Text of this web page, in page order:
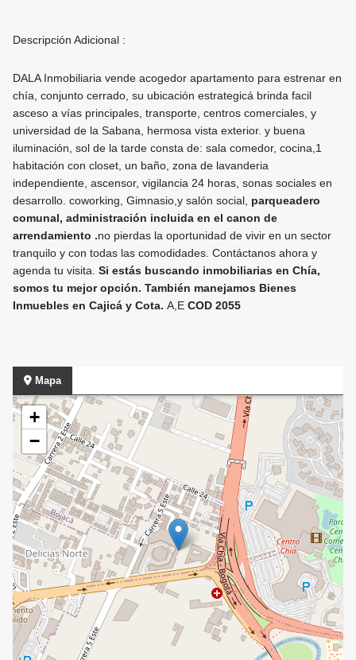
Descripción Adicional :
DALA Inmobiliaria vende acogedor apartamento para estrenar en
chía, conjunto cerrado, su ubicación estrategicá brinda facil
asceso a vías principales, transporte, centros comerciales, y
universidad de la Sabana, hermosa vista exterior. y buena
iluminación, sol de la tarde consta de: sala comedor, cocina,1
habitación con closet, un baño, zona de lavanderia
independiente, ascensor, vigilancia 24 horas, sonas sociales en
desarrollo. coworking, Gimnasio,y salón social, parqueadero
comunal, administración incluida en el canon de
arrendamiento .no pierdas la oportunidad de vivir en un sector
tranquilo y con todas las comodidades. Contáctanos ahora y
agenda tu visita. Si estás buscando inmobiliarias en Chía,
somos tu mejor opción. También manejamos Bienes
Inmuebles en Cajicá y Cota. A,E COD 2055
Mapa
+
−